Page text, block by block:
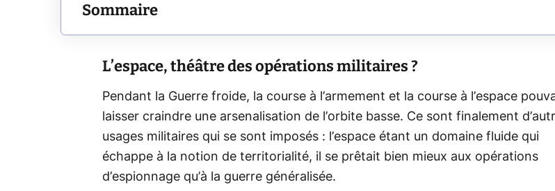
Sommaire
L’espace, théâtre des opérations militaires ?
Pendant la Guerre froide, la course à l’armement et la course à l’espace
laisser craindre une arsenalisation de l’orbite basse. Ce sont finalement
usages militaires qui se sont imposés : l’espace étant un domaine fluide qui
échappe à la notion de territorialité, il se prêtait bien mieux aux opérations
d’espionnage qu’à la guerre généralisée.